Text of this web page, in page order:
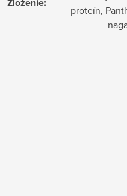
proteín,